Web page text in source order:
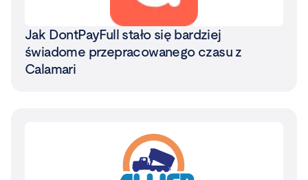
Jak DontPayFull stało się bardziej
świadome przepracowanego czasu z
Calamari